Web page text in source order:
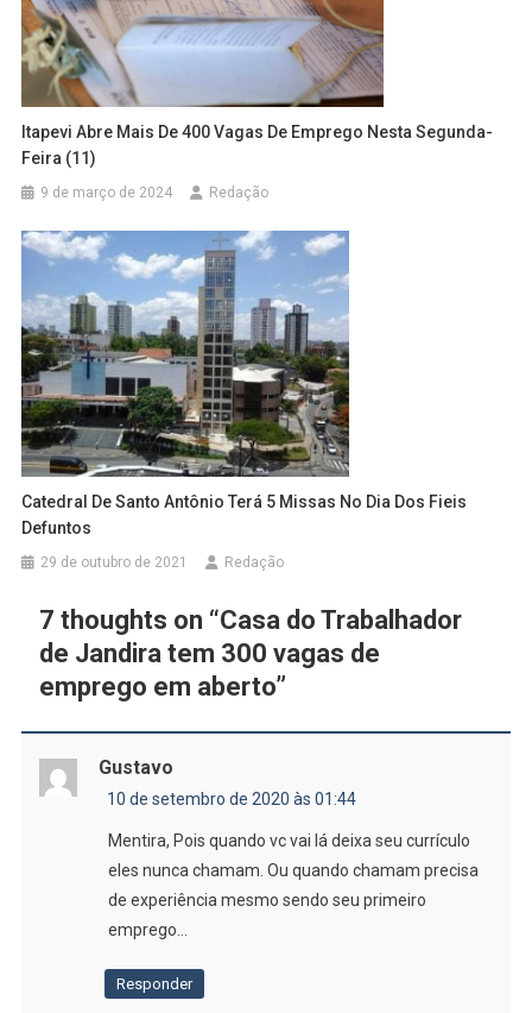
Itapevi Abre Mais De 400 Vagas De Emprego Nesta Segunda-
Feira (11)
9 de março de 2024 Redação
Catedral De Santo Antônio Terá 5 Missas No Dia Dos Fieis
Defuntos
29 de outubro de 2021 Redação
7 thoughts on “Casa do Trabalhador
de Jandira tem 300 vagas de
emprego em aberto”
Gustavo
10 de setembro de 2020 às 01:44
Mentira, Pois quando vc vai lá deixa seu currículo
eles nunca chamam. Ou quando chamam precisa
de experiência mesmo sendo seu primeiro
emprego…
Responder